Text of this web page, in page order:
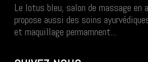
Le lotus bleu, salon de massage en
propose aussi des soins
et maquillage permamnent...